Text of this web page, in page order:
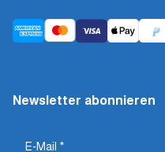
Newsletter abonnieren
E-Mail *